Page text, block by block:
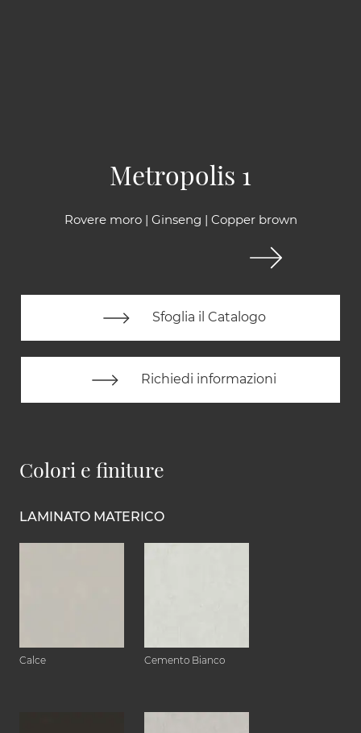
Rovere moro | Ginseng | Copper brown
Sfoglia il Catalogo
Richiedi informazioni
Metropolis 1
Colori e finiture
LAMINATO MATERICO
Calce Cemento Bianco